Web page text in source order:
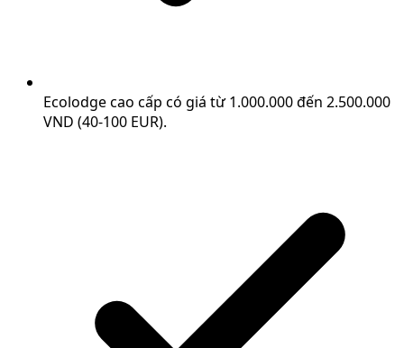
Ecolodge cao cấp có giá từ 1.000.000 đến 2.500.000
VND (40-100 EUR).